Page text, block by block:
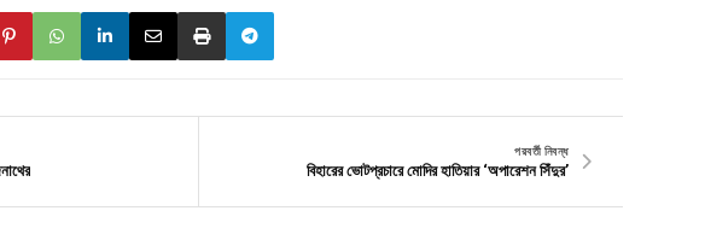
পরবর্তী নিবন্ধ
বিহারের ভোটপ্রচারে মোদির হাতিয়ার ‘অপারেশন সিঁদুর’